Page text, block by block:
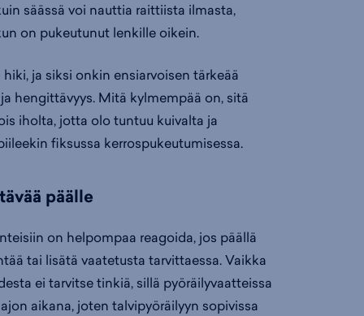
säässä voi nauttia raittiista ilmasta,
on pukeutunut lenkille oikein.
ja siksi onkin ensiarvoisen tärkeää
hengittävyys. Mitä kylmempää on, sitä
iholta, jotta olo tuntuu kuivalta ja
fiksussa kerrospukeutumisessa.
päälle
on helpompaa reagoida, jos päällä
tai lisätä vaatetusta tarvittaessa. Vaikka
ei tarvitse tinkiä, sillä pyöräilyvaatteissa
aikana, joten talvipyöräilyyn sopivissa